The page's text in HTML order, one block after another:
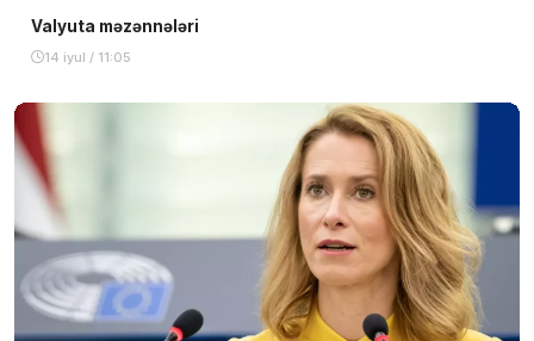
Valyuta məzənnələri
14 iyul / 11:05